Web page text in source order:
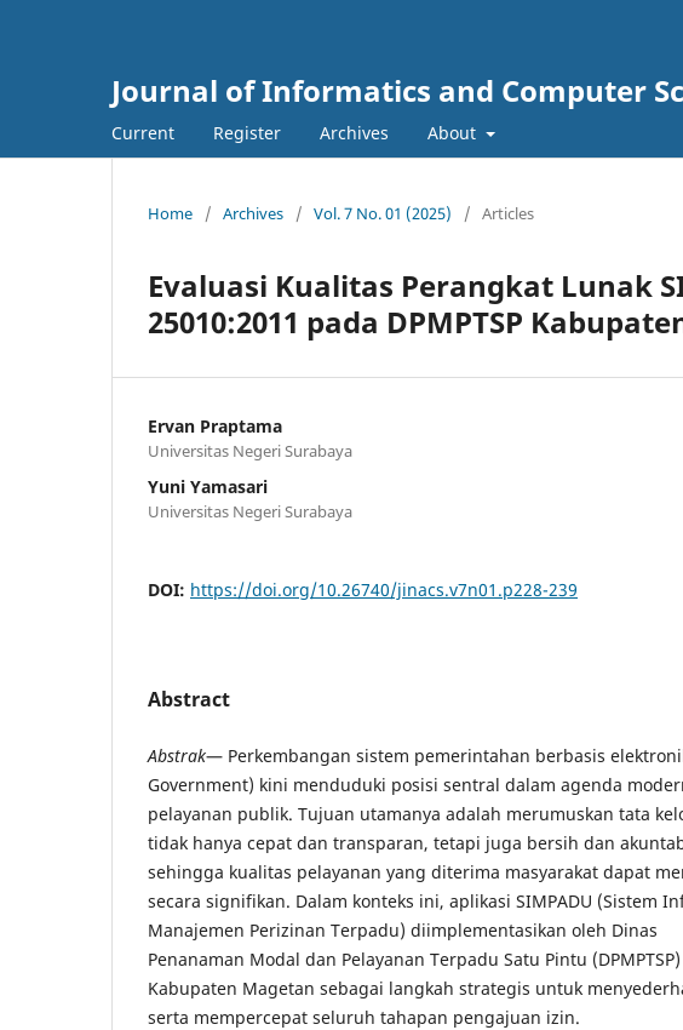
Journal of Informatics and Computer
Current Register Archives About
Home / Archives / Vol. 7 No. 01 (2025) / Articles
Evaluasi Kualitas Perangkat Lunak
25010:2011 pada DPMPTSP
Ervan Praptama
Universitas Negeri Surabaya
Yuni Yamasari
Universitas Negeri Surabaya
DOI: https://doi.org/10.26740/jinacs.v7n01.p228-239
Abstract
Abstrak— Perkembangan sistem pemerintahan berbasis
Government) kini menduduki posisi sentral dalam agenda
pelayanan publik. Tujuan utamanya adalah merumuskan tata
tidak hanya cepat dan transparan, tetapi juga bersih dan
sehingga kualitas pelayanan yang diterima masyarakat dapat
secara signifikan. Dalam konteks ini, aplikasi SIMPADU (Sistem
Manajemen Perizinan Terpadu) diimplementasikan oleh Dinas
Penanaman Modal dan Pelayanan Terpadu Satu Pintu (DPMPTSP)
Kabupaten Magetan sebagai langkah strategis untuk
serta mempercepat seluruh tahapan pengajuan izin.